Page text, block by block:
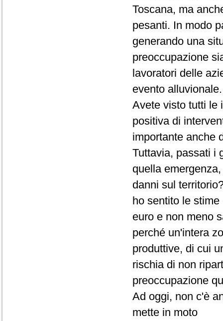
Toscana, ma
pesanti. In modo
generando una
preoccupazione
lavoratori delle
evento alluvionale.
Avete visto tutti le
positiva di
importante anche
Tuttavia, passati i
quella
danni sul
ho sentito le
euro e non meno
perché un'intera
produttive, di cui
rischia di non
preoccupazione
Ad oggi, non c'è
mette in moto